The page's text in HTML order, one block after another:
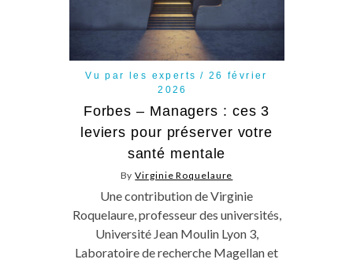
Vu par les experts
26 février
2026
Forbes – Managers : ces 3
leviers pour préserver votre
santé mentale
ByVirginie Roquelaure
Une contribution de Virginie
Roquelaure, professeur des universités,
Université Jean Moulin Lyon 3,
Laboratoire de recherche Magellan et